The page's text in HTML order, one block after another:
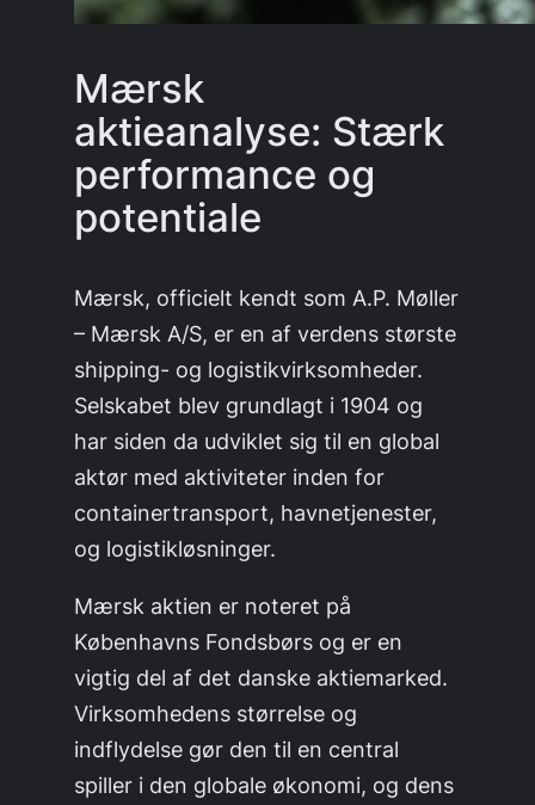
Mærsk
aktieanalyse: Stærk
performance og
potentiale
Mærsk, officielt kendt som A.P. Møller
– Mærsk A/S, er en af verdens største
shipping- og logistikvirksomheder.
Selskabet blev grundlagt i 1904 og
har siden da udviklet sig til en global
aktør med aktiviteter inden for
containertransport, havnetjenester,
og logistikløsninger.
Mærsk aktien er noteret på
Københavns Fondsbørs og er en
vigtig del af det danske aktiemarked.
Virksomhedens størrelse og
indflydelse gør den til en central
spiller i den globale økonomi, og dens